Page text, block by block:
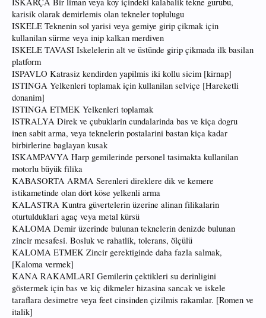
karisik olarak demirlemis olan tekneler toplulugu
ISKELE Teknenin sol yarisi veya gemiye girip çikmak için
kullanilan sürme veya inip kalkan merdiven
ISKELE TAVASI Iskelelerin alt ve üstünde girip çikmada ilk basilan
platform
ISPAVLO Katrasiz kendirden yapilmis iki kollu sicim [kirnap]
ISTINGA Yelkenleri toplamak için kullanilan selviçe [Hareketli
donanim]
ISTINGA ETMEK Yelkenleri toplamak
ISTRALYA Direk ve çubuklarin cundalarinda bas ve kiça dogru
inen sabit arma, veya teknelerin postalarini bastan kiça kadar
birbirlerine baglayan kusak
ISKAMPAVYA Harp gemilerinde personel tasimakta kullanilan
motorlu büyük filika
KABASORTA ARMA Serenleri direklere dik ve kemere
istikametinde olan dört köse yelkenli arma
KALASTRA Kuntra güvertelerin üzerine alinan filikalarin
oturtulduklari agaç veya metal kürsü
KALOMA Demir üzerinde bulunan teknelerin denizde bulunan
zincir mesafesi. Bosluk ve rahatlik, tolerans, ölçülü
KALOMA ETMEK Zincir gerektiginde daha fazla salmak,
[Kaloma vermek]
KANA RAKAMLARI Gemilerin çektikleri su derinligini
göstermek için bas ve kiç dikmeler hizasina sancak ve iskele
taraflara desimetre veya feet cinsinden çizilmis rakamlar. [Romen ve
italik]